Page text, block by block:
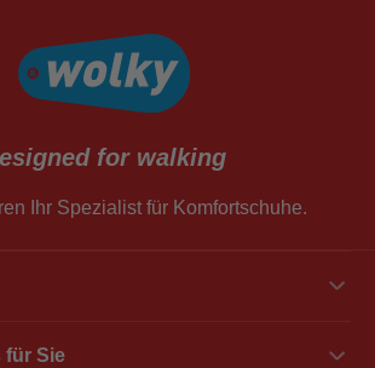
for walking
Ihr Spezialist für Komfortschuhe.
für Sie